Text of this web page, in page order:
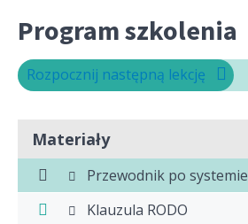
Program szkolenia
Rozpocznij następną lekcję
Materiały
Przewodnik po systemie
Klauzula RODO